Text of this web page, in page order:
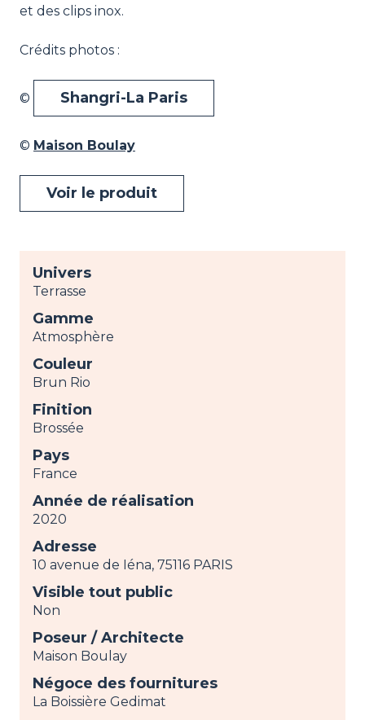
et des clips inox.
Crédits photos :
© Shangri-La Paris
© Maison Boulay
Voir le produit
Univers
Terrasse
Gamme
Atmosphère
Couleur
Brun Rio
Finition
Brossée
Pays
France
Année de réalisation
2020
Adresse
10 avenue de Iéna, 75116 PARIS
Visible tout public
Non
Poseur / Architecte
Maison Boulay
Négoce des fournitures
La Boissière Gedimat